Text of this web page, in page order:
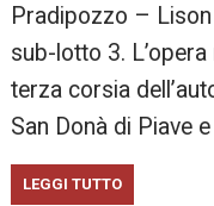
Pradipozzo – Lison
sub-lotto 3.
terza corsia
San Donà di Piave
LEGGI TUTTO